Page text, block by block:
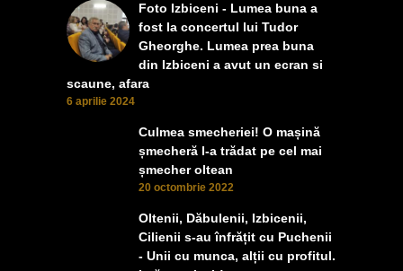
Foto Izbiceni - Lumea buna a
fost la concertul lui Tudor
Gheorghe. Lumea prea buna
din Izbiceni a avut un ecran si
scaune, afara
6 aprilie 2024
Culmea smecheriei! O mașină
șmecheră l-a trădat pe cel mai
șmecher oltean
20 octombrie 2022
Oltenii, Dăbulenii, Izbicenii,
Cilienii s-au înfrățit cu Puchenii
- Unii cu munca, alții cu profitul.